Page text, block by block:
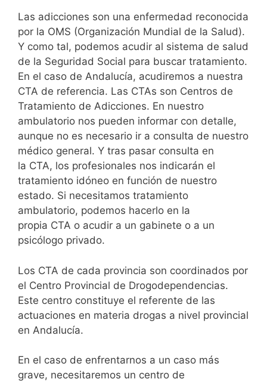
Las adicciones son una enfermedad reconocida
por la OMS (Organización Mundial de la Salud).
Y como tal, podemos acudir al sistema de salud
de la Seguridad Social para buscar tratamiento.
En el caso de Andalucía, acudiremos a nuestra
CTA de referencia. Las CTAs son Centros de
Tratamiento de Adicciones. En nuestro
ambulatorio nos pueden informar con detalle,
aunque no es necesario ir a consulta de nuestro
médico general. Y tras pasar consulta en
la CTA, los profesionales nos indicarán el
tratamiento idóneo en función de nuestro
estado. Si necesitamos tratamiento
ambulatorio, podemos hacerlo en la
propia CTA o acudir a un gabinete o a un
psicólogo privado.
Los CTA de cada provincia son coordinados por
el Centro Provincial de Drogodependencias.
Este centro constituye el referente de las
actuaciones en materia drogas a nivel provincial
en Andalucía.
En el caso de enfrentarnos a un caso más
grave, necesitaremos un centro de